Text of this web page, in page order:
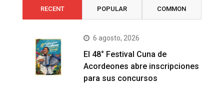
RECENT POPULAR COMMON
6 agosto, 2026
El 48° Festival Cuna de
Acordeones abre inscripciones
para sus concursos